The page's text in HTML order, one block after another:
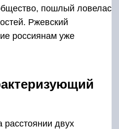
пошлый ловелас
Ржевский
россиянам уже
двух